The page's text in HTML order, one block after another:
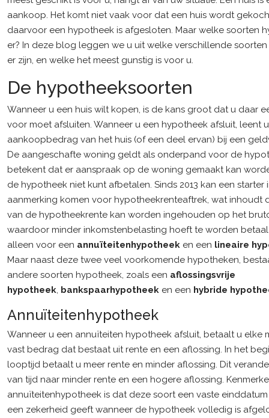
aankoop. Het komt niet vaak voor dat een huis wordt
daarvoor een hypotheek is afgesloten. Maar welke soorten
er? In deze blog leggen we u uit welke verschillende
er zijn, en welke het meest gunstig is voor u.
De hypotheeksoorten
Wanneer u een huis wilt kopen, is de kans groot dat u daar
voor moet afsluiten. Wanneer u een hypotheek afsluit, leent
aankoopbedrag van het huis (of een deel ervan) bij een
De aangeschafte woning geldt als onderpand voor de
betekent dat er aanspraak op de woning gemaakt kan
de hypotheek niet kunt afbetalen. Sinds 2013 kan een starter
aanmerking komen voor hypotheekrenteaftrek, wat inhoudt
van de hypotheekrente kan worden ingehouden op het
waardoor minder inkomstenbelasting hoeft te worden
alleen voor een annuïteitenhypotheek en een lineaire
Maar naast deze twee veel voorkomende hypotheken,
andere soorten hypotheek, zoals een aflossingsvrije
hypotheek, bankspaarhypotheek en een hybride
Annuïteitenhypotheek
Wanneer u een annuïteiten hypotheek afsluit, betaalt u elke
vast bedrag dat bestaat uit rente en een aflossing. In het
looptijd betaalt u meer rente en minder aflossing. Dit
van tijd naar minder rente en een hogere aflossing.
annuïteitenhypotheek is dat deze soort een vaste
een zekerheid geeft wanneer de hypotheek volledig is